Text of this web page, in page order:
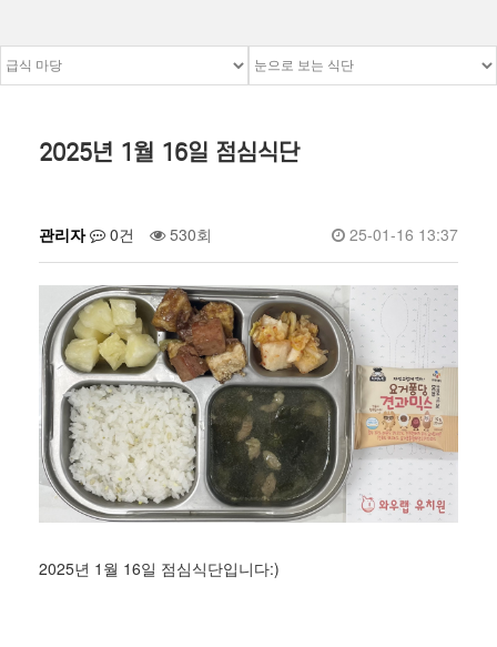
2025년 1월 16일 점심식단
관리자 0건 530회 25-01-16 13:37
2025년 1월 16일 점심식단입니다:)